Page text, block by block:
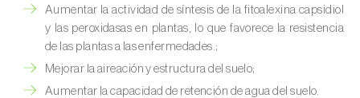
Aumentar la actividad de síntesis de la fitoalexina capsidiol
y las peroxidasas en plantas, lo que favorece la resistencia
de las plantas a las enfermedades.;
Mejorar la aireación y estructura del suelo;
Aumentar la capacidad de retención de agua del suelo.